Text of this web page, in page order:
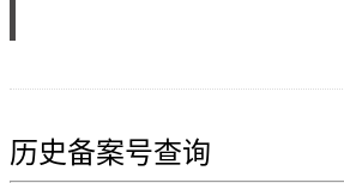
历史备案号查询